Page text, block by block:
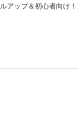
アップ＆初心者向け